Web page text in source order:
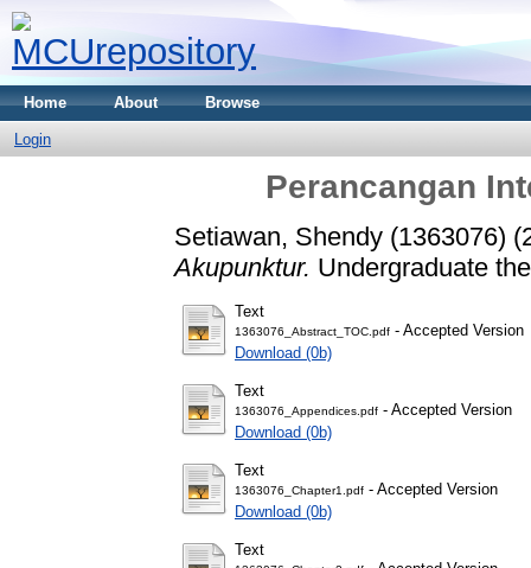
Home About Browse
Login
Perancangan
Setiawan, Shendy (1363076)
Akupunktur. Undergraduate
Text
1363076_Abstract_TOC.pdf - Accepted Version
Download (0b)
Text
1363076_Appendices.pdf - Accepted Version
Download (0b)
Text
1363076_Chapter1.pdf - Accepted Version
Download (0b)
Text